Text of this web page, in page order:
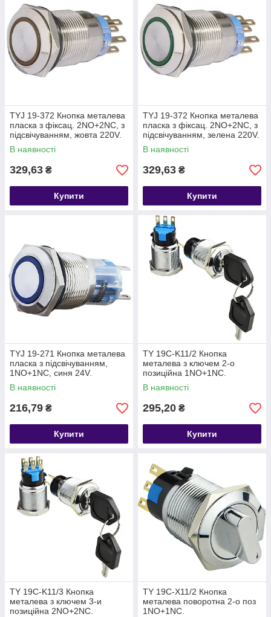
TYJ 19-372 Кнопка металева
пласка з фіксац. 2NO+2NC, з
підсвічуванням, жовта 220V.
В наявності
329,63 ₴
Купити
TYJ 19-372 Кнопка металева
пласка з фіксац. 2NO+2NC, з
підсвічуванням, зелена 220V.
В наявності
329,63 ₴
Купити
TYJ 19-271 Кнопка металева
пласка з підсвічуванням,
1NO+1NC, синя 24V.
В наявності
216,79 ₴
Купити
TY 19C-K11/2 Кнопка
металева з ключем 2-о
позиційна 1NO+1NC.
В наявності
295,20 ₴
Купити
TY 19C-K11/3 Кнопка
металева з ключем 3-и
позиційна 2NO+2NC.
TY 19C-X11/2 Кнопка
металева поворотна 2-о поз
1NO+1NC.